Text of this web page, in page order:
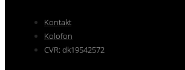
Kontakt
Kolofon
CVR: dk19542572